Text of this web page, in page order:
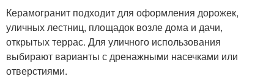
Керамогранит подходит для оформления дорожек,
уличных лестниц, площадок возле дома и дачи,
открытых террас. Для уличного использования
выбирают варианты с дренажными насечками или
отверстиями.